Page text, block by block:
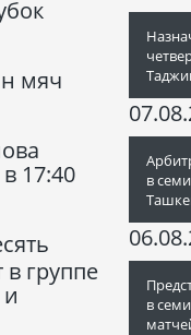
мяч
17:40
группе
в
в